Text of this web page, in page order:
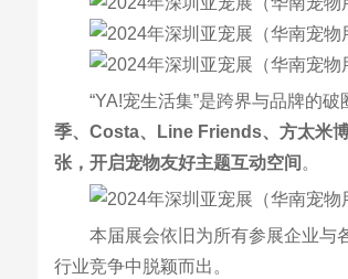
“YA!宠生活集”是跨界与品牌的
季、Costa、Line Friends、方太米
张，开启宠物友好主题互动空间 。
本届展会依旧为所有参展企业与
行业竞争中脱颖而出。